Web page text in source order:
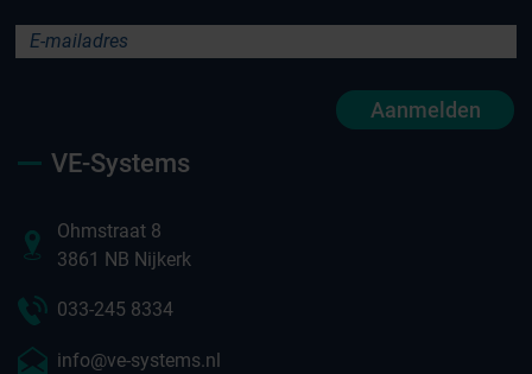
Aanmelden
VE-Systems
Ohmstraat 8
3861 NB Nijkerk
033-245 8334
info@ve-systems.nl